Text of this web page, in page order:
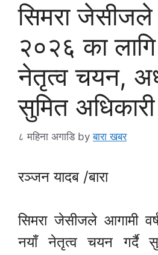
सिमरा जेसीजले
२०२६ का
नेतृत्व चयन,
सुमित अधिकारी
८ महिना अगाडि byबारा खबर
रञ्जन यादब /बारा
सिमरा जेसीजले आगामी
नयाँ नेतृत्व चयन गर्दै